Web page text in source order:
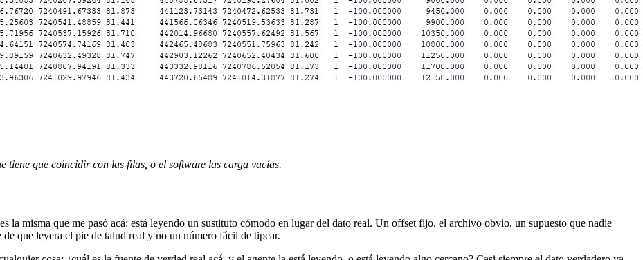
tiene que coincidir con las filas, o el software las carga vacías.
la misma que me pasó acá: está leyendo un sustituto cómodo en lugar del dato real. Un offset fijo, el archivo obvio, un supuesto que nadie
que leyera el pie de talud real y no un número fácil de tipear.